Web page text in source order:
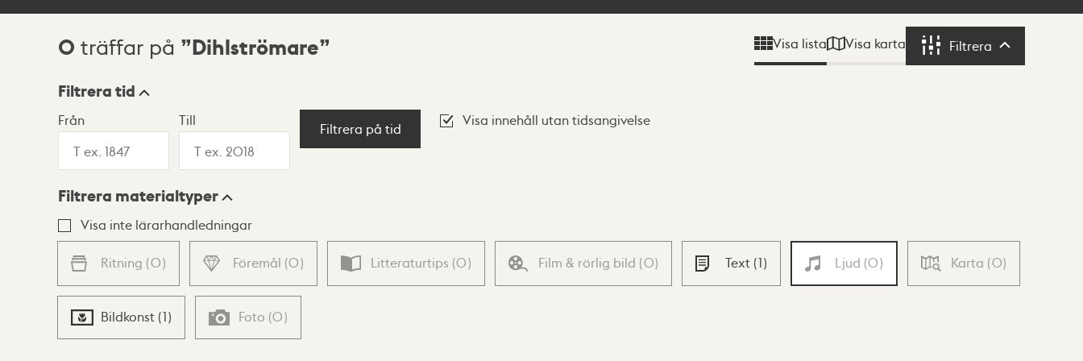
Sökresultat
0 träffar på Dihlströmare Visa lista Visa karta Filtrera Filtrera
Visningsläge
Lista Karta
Filtrera tid
Från Till
Filtrera på tid
Visa innehåll utan tidsangivelse
Filtrera materialtyper
Visa inte lärarhandledningar
Ritning (0) Föremål (0) Litteraturtips (0) Film & rörlig bild (0) Text (1) Ljud (0) Karta (0)
Bildkonst (1) Foto (0)